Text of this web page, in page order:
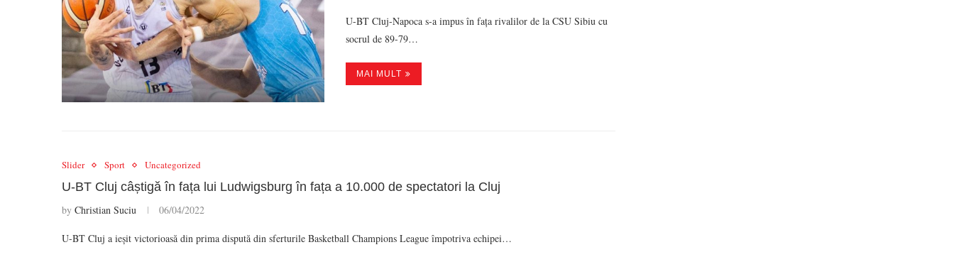
U-BT Cluj-Napoca s-a impus în fața rivalilor de la CSU Sibiu cu
socrul de 89-79…
MAI MULT
Slider Sport Uncategorized
U-BT Cluj câștigă în fața lui Ludwigsburg în fața a 10.000 de spectatori la Cluj
by Christian Suciu 06/04/2022
U-BT Cluj a ieșit victorioasă din prima dispută din sferturile Basketball Champions League împotriva echipei…